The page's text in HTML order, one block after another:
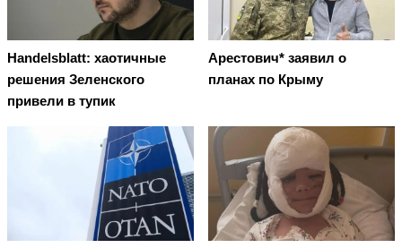
Handelsblatt: хаотичные
решения Зеленского
привели в тупик
Арестович* заявил о
планах по Крыму